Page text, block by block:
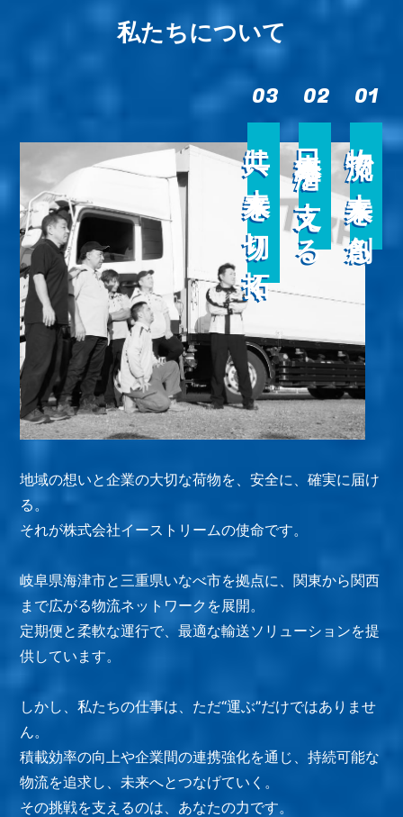
私たちについて
地域の想いと企業の大切な荷物を、安全に、確実に届け
る。
それが株式会社イーストリームの使命です。
岐阜県海津市と三重県いなべ市を拠点に、関東から関西
まで広がる物流ネットワークを展開。
定期便と柔軟な運行で、最適な輸送ソリューションを提
供しています。
しかし、私たちの仕事は、ただ“運ぶ”だけではありませ
ん。
積載効率の向上や企業間の連携強化を通じ、持続可能な
物流を追求し、未来へとつなげていく。
その挑戦を支えるのは、あなたの力です。
03
共に未来を切り拓く
共に未来を切り拓く
02
日本経済を支える
日本経済を支える
01
物流で未来を創る
物流で未来を創る